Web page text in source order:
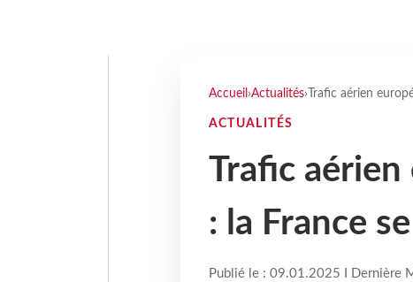
Accueil ›Actualités› Trafic aérien
ACTUALITÉS
Trafic
: la France
Publié le : 09.01.2025 I Dernière